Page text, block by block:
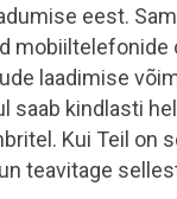
eest.
mobiiltelefonide
laadimise
saab kindlasti
Kui Teil on
teavitage